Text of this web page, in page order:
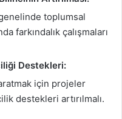
toplumsal
farkındalık çalışmaları
Destekleri:
için projeler
destekleri artırılmalı.